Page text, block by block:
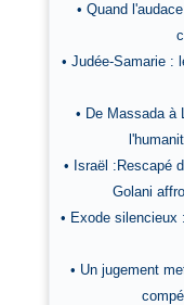
• Quand
• Judée-Samarie :
• De Massada à
• Israël :Rescapé
Golani
• Exode silencieux
• Un jugement